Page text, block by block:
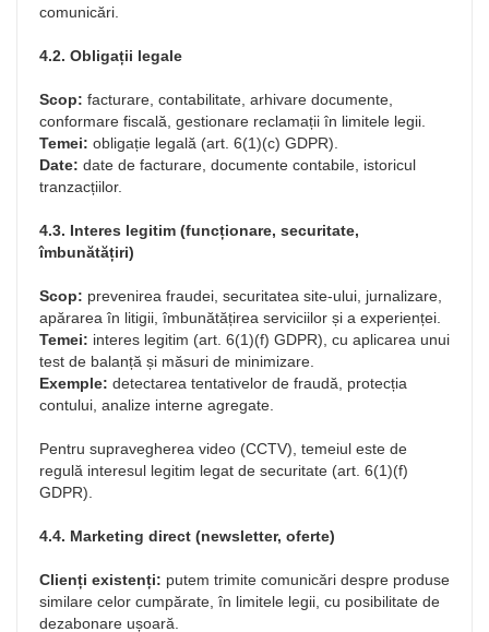
comunicări.
4.2. Obligații legale
Scop: facturare, contabilitate, arhivare documente,
conformare fiscală, gestionare reclamații în limitele legii.
Temei: obligație legală (art. 6(1)(c) GDPR).
Date: date de facturare, documente contabile, istoricul
tranzacțiilor.
4.3. Interes legitim (funcționare, securitate,
îmbunătățiri)
Scop: prevenirea fraudei, securitatea site-ului, jurnalizare,
apărarea în litigii, îmbunătățirea serviciilor și a experienței.
Temei: interes legitim (art. 6(1)(f) GDPR), cu aplicarea unui
test de balanță și măsuri de minimizare.
Exemple: detectarea tentativelor de fraudă, protecția
contului, analize interne agregate.
Pentru supravegherea video (CCTV), temeiul este de
regulă interesul legitim legat de securitate (art. 6(1)(f)
GDPR).
4.4. Marketing direct (newsletter, oferte)
Clienți existenți: putem trimite comunicări despre produse
similare celor cumpărate, în limitele legii, cu posibilitate de
dezabonare ușoară.